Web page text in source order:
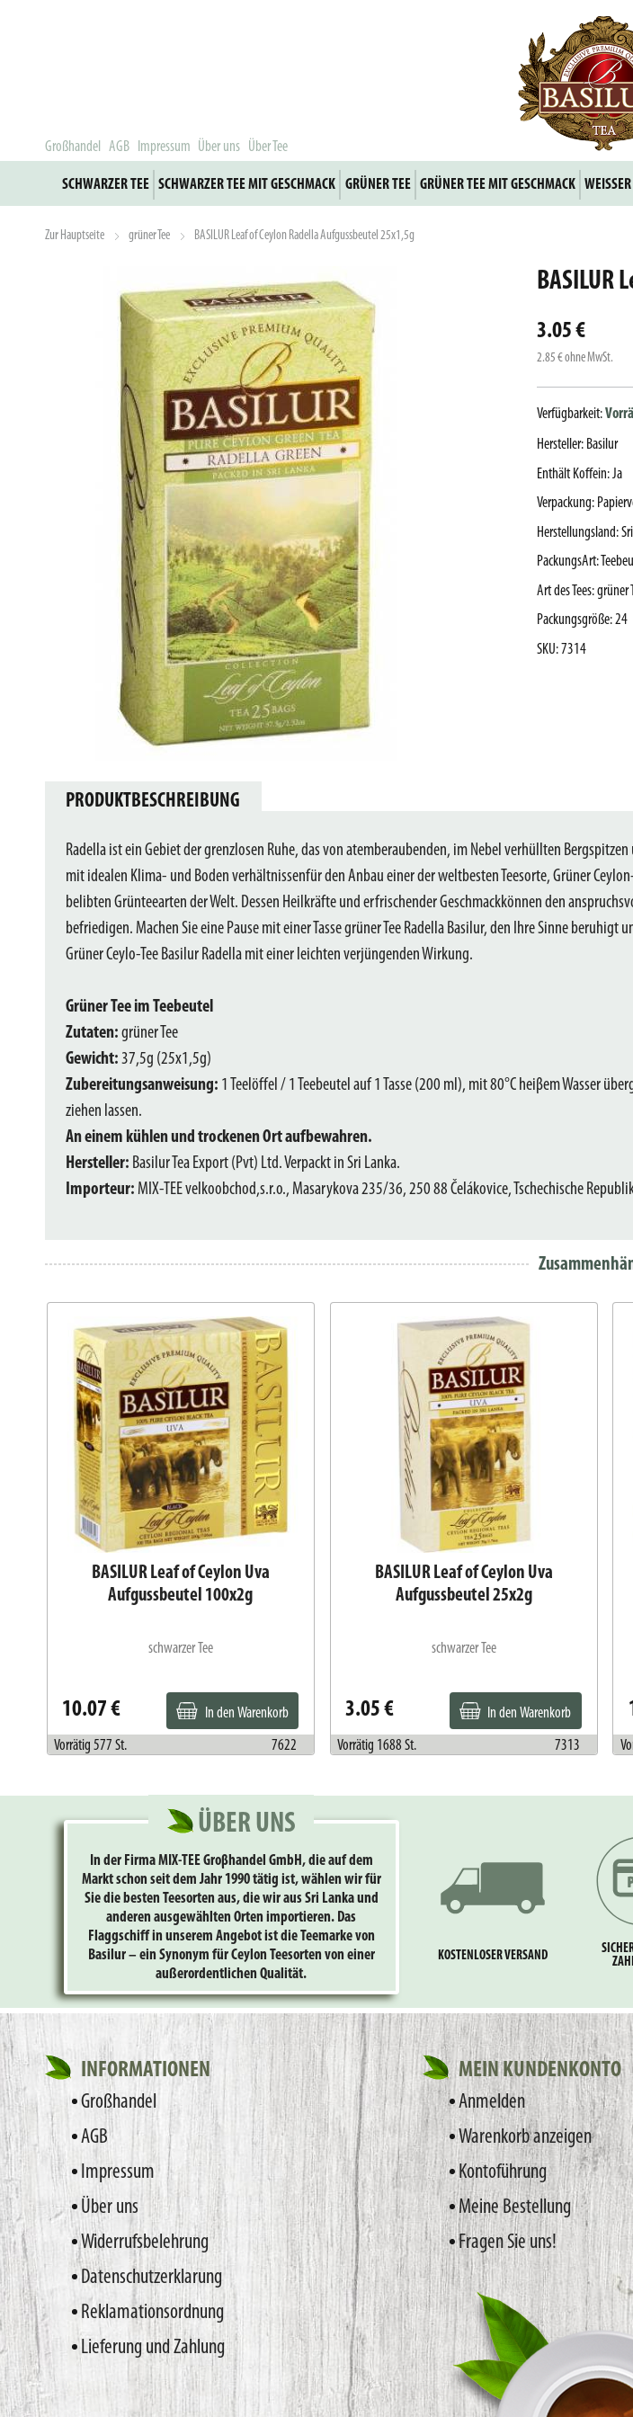
Großhandel AGB Impressum Über uns Über Tee
SCHWARZER TEE SCHWARZER TEE MIT GESCHMACK GRÜNER TEE GRÜNER TEE MIT GESCHMACK
Zur Hauptseite grüner Tee BASILUR Leaf of Ceylon Radella Aufgussbeutel 25x1,5g
BASILUR
3.05 €
2.85 €ohne MwSt.
Verfügbarkeit:
Hersteller: Basilur
Enthält Koffein:Ja
Verpackung:
Herstellungsland:
PackungsArt:
Art des Tees:grüner
Packungsgröße:24
SKU: 7314
PRODUKTBESCHREIBUNG
Radella ist ein Gebiet der grenzlosen Ruhe, das von atemberaubenden, im Nebel verhüllten
mit idealen Klima- und Boden verhältnissenfür den Anbau einer der weltbesten Teesorte, Grüner
belibten Grünteearten der Welt. Dessen Heilkräfte und erfrischender Geschmackkönnen den
befriedigen. Machen Sie eine Pause mit einer Tasse grüner Tee Radella Basilur, den Ihre Sinne beruhigt
Grüner Ceylo-Tee Basilur Radella mit einer leichten verjüngenden Wirkung.
Grüner Tee im Teebeutel
Zutaten: grüner Tee
Gewicht: 37,5g (25x1,5g)
Zubereitungsanweisung: 1 Teelöffel / 1 Teebeutel auf 1 Tasse (200 ml), mit 80°C heiβem Wasser
ziehen lassen.
An einem kühlen und trockenen Ort aufbewahren.
Hersteller: Basilur Tea Export (Pvt) Ltd. Verpackt in Sri Lanka.
Importeur: MIX-TEE velkoobchod,s.r.o., Masarykova 235/36, 250 88 Čelákovice, Tschechische
BASILUR Leaf of Ceylon Uva
Aufgussbeutel 100x2g
schwarzer Tee
10.07 € In den Warenkorb
Vorrätig 577 St. 7622
BASILUR Leaf of Ceylon Uva
Aufgussbeutel 25x2g
schwarzer Tee
3.05 € In den Warenkorb
Vorrätig 1688 St. 7313
ÜBER UNS
In der Firma MIX-TEE Groβhandel GmbH, die auf dem
Markt schon seit dem Jahr 1990 tätig ist, wählen wir für
Sie die besten Teesorten aus, die wir aus Sri Lanka und
anderen ausgewählten Orten importieren. Das
Flaggschiff in unserem Angebot ist die Teemarke von
Basilur – ein Synonym für Ceylon Teesorten von einer
außerordentlichen Qualität.
KOSTENLOSER VERSAND
INFORMATIONEN
Großhandel
AGB
Impressum
Über uns
Widerrufsbelehrung
Datenschutzerklarung
Reklamationsordnung
Lieferung und Zahlung
MEIN KUNDENKONTO
Anmelden
Warenkorb anzeigen
Kontoführung
Meine Bestellung
Fragen Sie uns!